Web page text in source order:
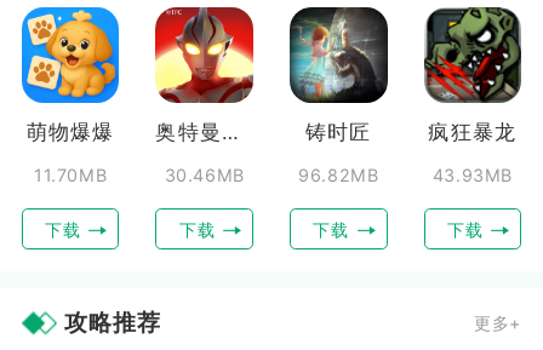
萌物爆爆
11.70MB
下载
奥特曼超时空英雄
30.46MB
下载
铸时匠
96.82MB
下载
疯狂暴龙
43.93MB
下载
攻略推荐 更多+